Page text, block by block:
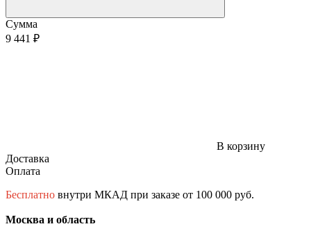
Сумма
9 441 ₽
В корзину
Доставка
Оплата
Бесплатно внутри МКАД при заказе от 100 000 руб.
Москва и область